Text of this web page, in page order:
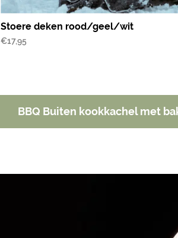
Stoere deken rood/geel/wit
€17,95
BBQ Buiten kookkachel met